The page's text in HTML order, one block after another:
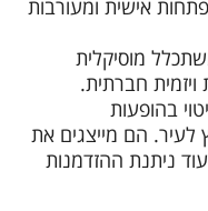
אישית ומעורבות
מוסיקלית
חברתית.
בהופעות
לעיר. הם מייצגים את
ניתנת ההזדמנות